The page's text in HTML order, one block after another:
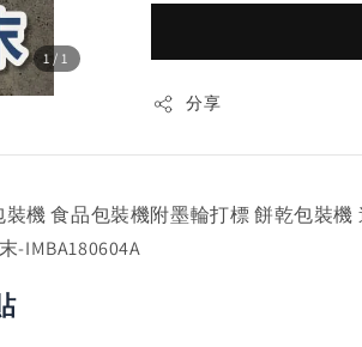
1/1
分享
機 食品包裝機附墨輪打標 餅乾包裝
-IMBA180604A